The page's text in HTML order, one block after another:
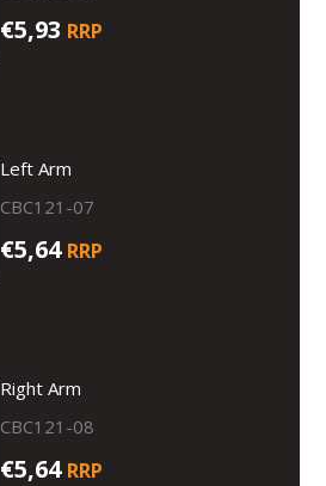
€5,93 RRP
Left Arm
CBC121-07
€5,64 RRP
Right Arm
CBC121-08
€5,64 RRP